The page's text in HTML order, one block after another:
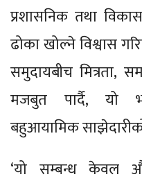
प्रशासनिक तथा
ढोका खोल्ने विश्वास
समुदायबीच मित्रता,
मजबुत पार्दै, यो
बहुआयामिक
‘यो सम्बन्ध केवल